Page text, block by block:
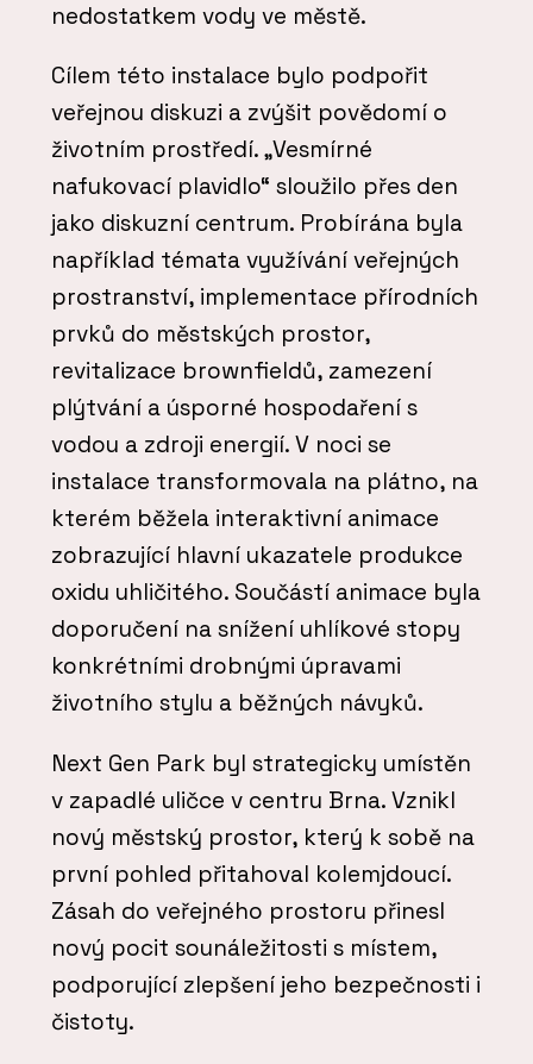
nedostatkem vody ve městě.
Cílem této instalace bylo podpořit
veřejnou diskuzi a zvýšit povědomí o
životním prostředí. „Vesmírné
nafukovací plavidlo“ sloužilo přes den
jako diskuzní centrum. Probírána byla
například témata využívání veřejných
prostranství, implementace přírodních
prvků do městských prostor,
revitalizace brownfieldů, zamezení
plýtvání a úsporné hospodaření s
vodou a zdroji energií. V noci se
instalace transformovala na plátno, na
kterém běžela interaktivní animace
zobrazující hlavní ukazatele produkce
oxidu uhličitého. Součástí animace byla
doporučení na snížení uhlíkové stopy
konkrétními drobnými úpravami
životního stylu a běžných návyků.
Next Gen Park byl strategicky umístěn
v zapadlé uličce v centru Brna. Vznikl
nový městský prostor, který k sobě na
první pohled přitahoval kolemjdoucí.
Zásah do veřejného prostoru přinesl
nový pocit sounáležitosti s místem,
podporující zlepšení jeho bezpečnosti i
čistoty.